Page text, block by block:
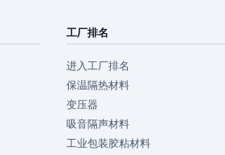
工厂排名
进入工厂排名
保温隔热材料
变压器
吸音隔声材料
工业包装胶粘材料